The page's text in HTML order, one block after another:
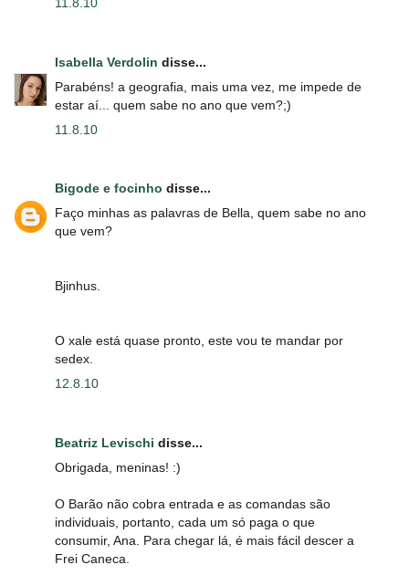
11.8.10
Isabella Verdolin disse...
Parabéns! a geografia, mais uma vez, me impede de
estar aí... quem sabe no ano que vem?;)
11.8.10
Bigode e focinho disse...
Faço minhas as palavras de Bella, quem sabe no ano
que vem?
Bjinhus.
O xale está quase pronto, este vou te mandar por
sedex.
12.8.10
Beatriz Levischi disse...
Obrigada, meninas! :)
O Barão não cobra entrada e as comandas são
individuais, portanto, cada um só paga o que
consumir, Ana. Para chegar lá, é mais fácil descer a
Frei Caneca.